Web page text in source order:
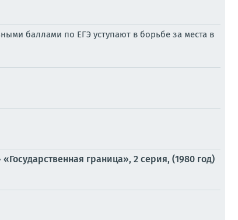
баллами по ЕГЭ уступают в борьбе за места в
граница», 2 серия, (1980 год)